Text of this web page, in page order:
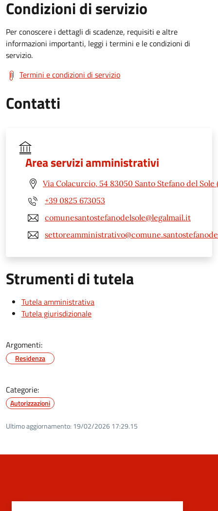
Condizioni di servizio
Per conoscere i dettagli di scadenze, requisiti e altre
informazioni importanti, leggi i termini e le condizioni di
servizio.
Termini e condizioni di servizio
Contatti
Area servizi amministrativi
Via Colacurcio, 54 83050 Santo Stefano del Sole
+39 0825 673053
comunesantostefanodelsole@legalmail.it
Strumenti di tutela
Tutela amministrativa
Tutela giurisdizionale
Argomenti:
Residenza
Categorie:
Autorizzazioni
Ultimo aggiornamento: 19/02/2026 17:29.15